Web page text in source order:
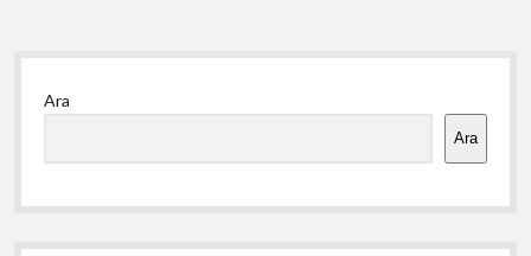
Yan
Menü
Ara
Ara